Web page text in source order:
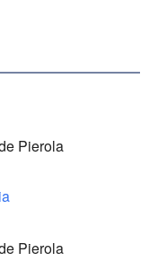
Pierola
Pierola